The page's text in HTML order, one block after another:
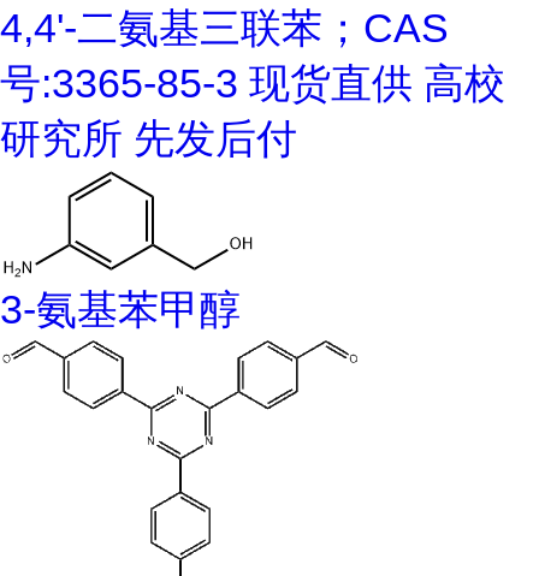
4,4'-二氨基三联苯；CAS
号:3365-85-3 现货直供 高校
研究所 先发后付
3-氨基苯甲醇